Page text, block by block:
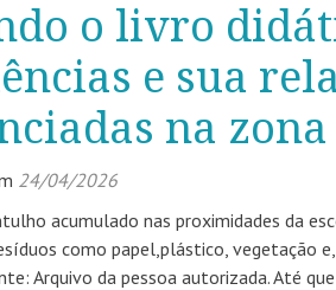
o livro
e sua
na
24/04/2026
acumulado nas proximidades da
como papel,plástico, vegetação
Arquivo da pessoa autorizada. Até